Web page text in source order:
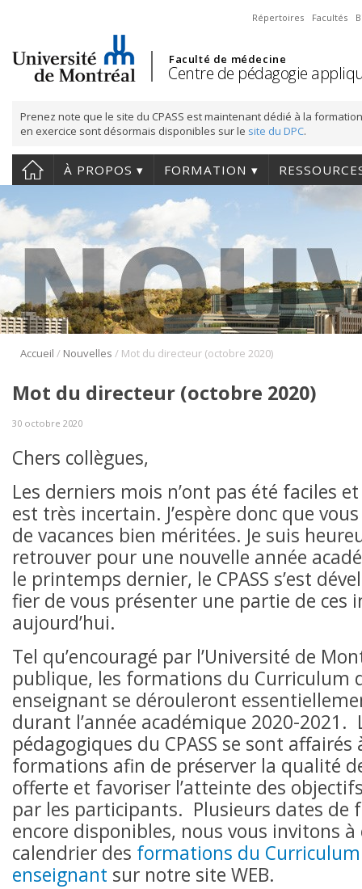
Répertoires Facultés
Faculté de médecine
Centre de pédagogie
Prenez note que le site du CPASS est maintenant dédié à la
en exercice sont désormais disponibles sur le site du DPC.
À PROPOS FORMATION
Accueil / Nouvelles / Mot du directeur (octobre 2020)
Mot du directeur (octobre 2020)
30 octobre 2020
Chers collègues,
Les derniers mois n’ont pas été faciles
est très incertain. J’espère donc que
de vacances bien méritées. Je suis
retrouver pour une nouvelle année
le printemps dernier, le CPASS s’est
fier de vous présenter une partie de ces
aujourd’hui.
Tel qu’encouragé par l’Université de
publique, les formations du Curriculum
enseignant se dérouleront
durant l’année académique 2020-2021.
pédagogiques du CPASS se sont
formations afin de préserver la qualité
offerte et favoriser l’atteinte des
par les participants. Plusieurs dates de
encore disponibles, nous vous invitons
calendrier des formations du
enseignant sur notre site WEB.